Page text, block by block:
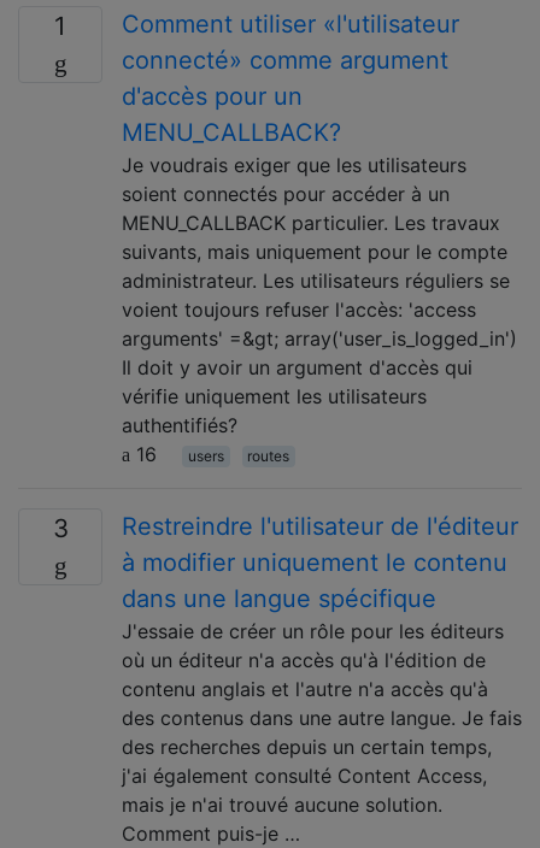
1
Comment utiliser «l'utilisateur
connecté» comme argument
d'accès pour un
MENU_CALLBACK?
Je voudrais exiger que les utilisateurs
soient connectés pour accéder à un
MENU_CALLBACK particulier. Les travaux
suivants, mais uniquement pour le compte
administrateur. Les utilisateurs réguliers se
voient toujours refuser l'accès: 'access
arguments' =&gt; array('user_is_logged_in')
Il doit y avoir un argument d'accès qui
vérifie uniquement les utilisateurs
authentifiés?
16
users routes
3
Restreindre l'utilisateur de l'éditeur
à modifier uniquement le contenu
dans une langue spécifique
J'essaie de créer un rôle pour les éditeurs
où un éditeur n'a accès qu'à l'édition de
contenu anglais et l'autre n'a accès qu'à
des contenus dans une autre langue. Je fais
des recherches depuis un certain temps,
j'ai également consulté Content Access,
mais je n'ai trouvé aucune solution.
Comment puis-je …